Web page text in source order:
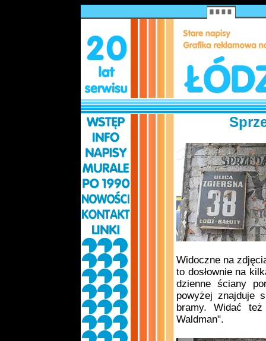
Widoczne na
to dosłownie na
dzienne ściany
powyżej znajduje
bramy. Widać
Waldman".